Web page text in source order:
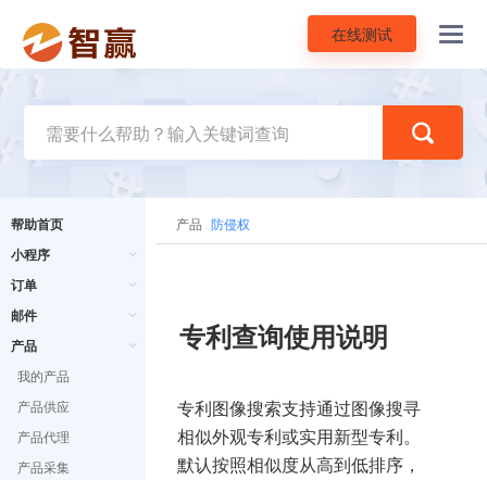
在线测试
帮助首页
小程序
订单
邮件
产品
我的产品
产品供应
产品代理
产品采集
产品 防侵权
专利查询使用说明
专利图像搜索支持通过图像搜寻
相似外观专利或实用新型专利。
默认按照相似度从高到低排序，